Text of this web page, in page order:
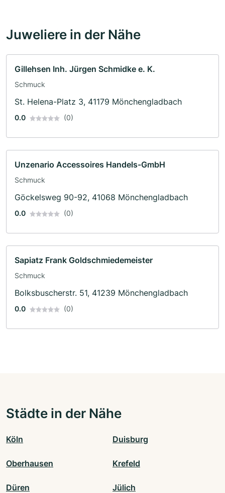
Juweliere in der Nähe
Gillehsen Inh. Jürgen Schmidke e. K.
Schmuck
St. Helena-Platz 3, 41179 Mönchengladbach
0.0 (0)
Unzenario Accessoires Handels-GmbH
Schmuck
Göckelsweg 90-92, 41068 Mönchengladbach
0.0 (0)
Sapiatz Frank Goldschmiedemeister
Schmuck
Bolksbuscherstr. 51, 41239 Mönchengladbach
0.0 (0)
Städte in der Nähe
Köln Duisburg
Oberhausen Krefeld
Düren Jülich